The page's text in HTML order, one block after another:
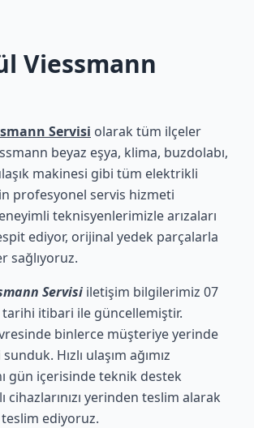
Viessmann
Servisi olarak tüm ilçeler
beyaz eşya, klima, buzdolabı,
makinesi gibi tüm elektrikli
profesyonel servis hizmeti
teknisyenlerimizle arızaları
ediyor, orijinal yedek parçalarla
sağlıyoruz.
Servisi iletişim bilgilerimiz 07
itibari ile güncellemiştir.
binlerce müşteriye yerinde
Hızlı ulaşım ağımız
gün içerisinde teknik destek
cihazlarınızı yerinden teslim alarak
ediyoruz.